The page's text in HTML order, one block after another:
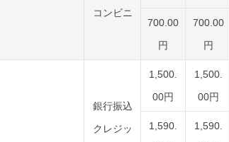
コンビニ
700.00
円
700.00
円
銀行振込
クレジッ
1,500.
00円
1,500.
00円
1,590.
1,590.